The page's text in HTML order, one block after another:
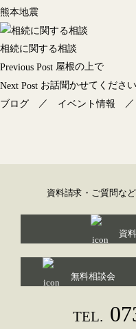
熊本地震
相続に関する相談
投
稿
ナ
Previous Post 屋根の上で
Next Post お話聞かせてください
ブログ ／ イベント情報
資料請求・ご質問な
資
無料相談会
TEL.